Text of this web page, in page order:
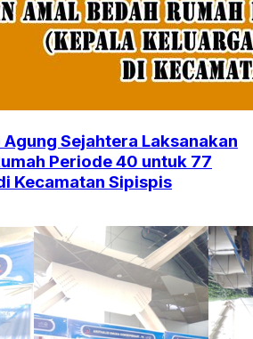
Sejahtera Laksanakan
Periode 40 untuk 77
Kecamatan Sipispis